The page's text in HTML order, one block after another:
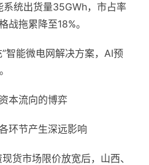
统出货量35GWh，市占率
战拖累降至18%。
智能微电网解决方案，AI预
本流向的博弈
环节产生深远影响
货市场限价放宽后，山西、